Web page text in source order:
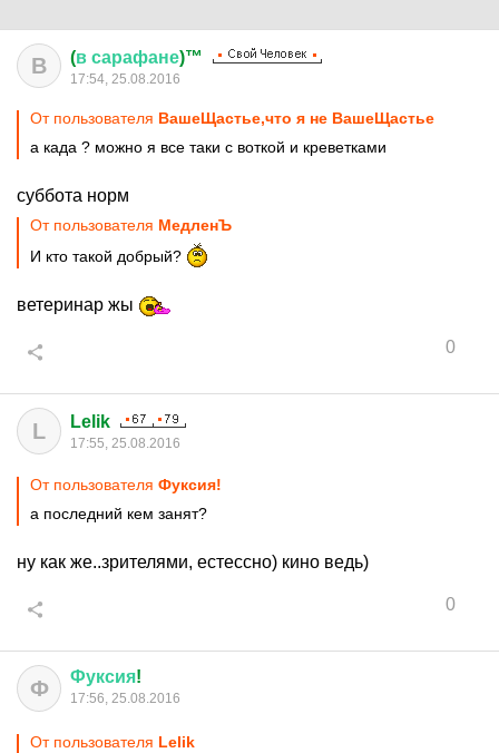
В (в сарафане)™
17:54, 25.08.2016
От пользователя ВашеЩастье,что я не ВашеЩастье
а када ? можно я все таки с воткой и креветками
суббота норм
От пользователя МедленЪ
И кто такой добрый?
ветеринар жы
0
L Lelik
17:55, 25.08.2016
От пользователя Фуксия!
а последний кем занят?
ну как же..зрителями, естессно) кино ведь)
0
Ф Фуксия!
17:56, 25.08.2016
От пользователя Lelik